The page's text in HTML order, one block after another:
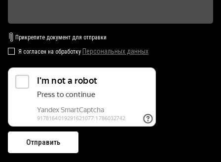
Прикрепите документ для отправки
Я согласен на обработку Персональных данных